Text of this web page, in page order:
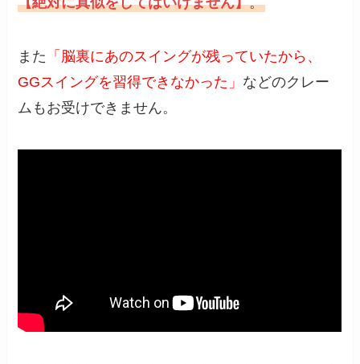
また 「脳裏にあのスイングが残っていたから、
GGスイングを習得できなかった」 などのクレー
ムもお受けできません。